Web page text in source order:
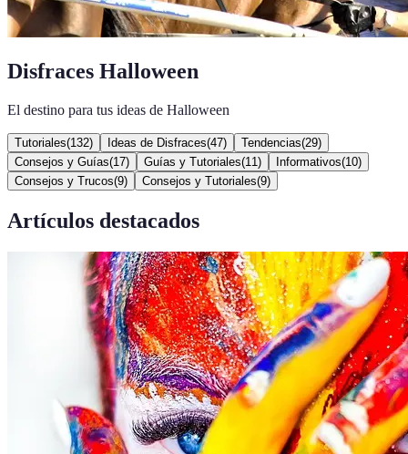
Disfraces Halloween
El destino para tus ideas de Halloween
Tutoriales(132) Ideas de Disfraces(47) Tendencias(29)
Consejos y Guías(17) Guías y Tutoriales(11 ) Informativos(10)
Consejos y Trucos(9) Consejos y Tutoriales(9)
Artículos destacados